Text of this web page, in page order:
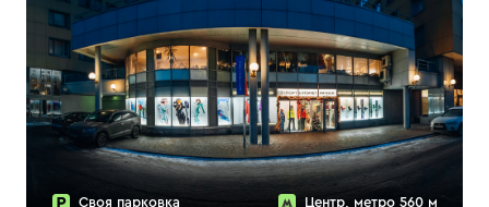
Своя парковка Центр, метро 560 м